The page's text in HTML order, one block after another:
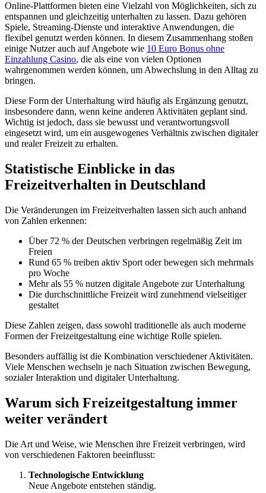
Online-Plattformen bieten eine Vielzahl von Möglichkeiten, sich zu
entspannen und gleichzeitig unterhalten zu lassen. Dazu gehören
Spiele, Streaming-Dienste und interaktive Anwendungen, die
flexibel genutzt werden können. In diesem Zusammenhang stoßen
einige Nutzer auch auf Angebote wie 10 Euro Bonus ohne
Einzahlung Casino, die als eine von vielen Optionen
wahrgenommen werden können, um Abwechslung in den Alltag zu
bringen.
Diese Form der Unterhaltung wird häufig als Ergänzung genutzt,
insbesondere dann, wenn keine anderen Aktivitäten geplant sind.
Wichtig ist jedoch, dass sie bewusst und verantwortungsvoll
eingesetzt wird, um ein ausgewogenes Verhältnis zwischen digitaler
und realer Freizeit zu erhalten.
Statistische Einblicke in das
Freizeitverhalten in Deutschland
Die Veränderungen im Freizeitverhalten lassen sich auch anhand
von Zahlen erkennen:
Über 72 % der Deutschen verbringen regelmäßig Zeit im
Freien
Rund 65 % treiben aktiv Sport oder bewegen sich mehrmals
pro Woche
Mehr als 55 % nutzen digitale Angebote zur Unterhaltung
Die durchschnittliche Freizeit wird zunehmend vielseitiger
gestaltet
Diese Zahlen zeigen, dass sowohl traditionelle als auch moderne
Formen der Freizeitgestaltung eine wichtige Rolle spielen.
Besonders auffällig ist die Kombination verschiedener Aktivitäten.
Viele Menschen wechseln je nach Situation zwischen Bewegung,
sozialer Interaktion und digitaler Unterhaltung.
Warum sich Freizeitgestaltung immer
weiter verändert
Die Art und Weise, wie Menschen ihre Freizeit verbringen, wird
von verschiedenen Faktoren beeinflusst:
Technologische Entwicklung
Neue Angebote entstehen ständig.